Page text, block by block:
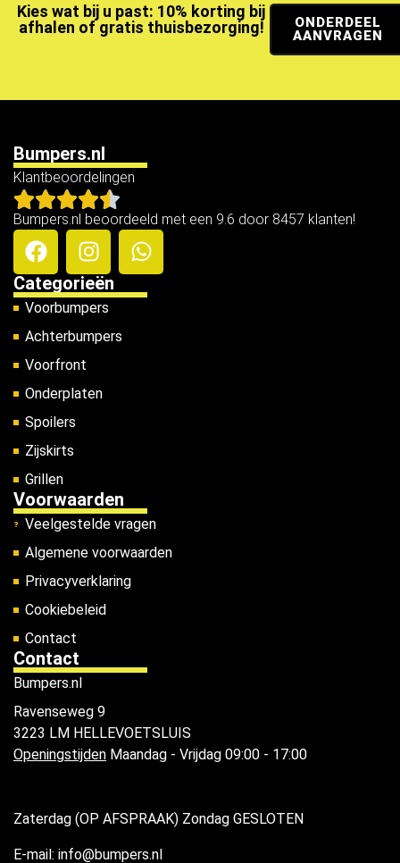
Kies wat bij u past: 10% korting bij
afhalen of gratis thuisbezorging!
ONDERDEEL
AANVRAGEN
Bumpers.nl
Klantbeoordelingen
Bumpers.nl beoordeeld met een 9.6 door 8457 klanten!
Categorieën
Voorbumpers
Achterbumpers
Voorfront
Onderplaten
Spoilers
Zijskirts
Grillen
Voorwaarden
Veelgestelde vragen
Algemene voorwaarden
Privacyverklaring
Cookiebeleid
Contact
Contact
Bumpers.nl
Ravenseweg 9
3223 LM HELLEVOETSLUIS
Openingstijden Maandag - Vrijdag 09:00 - 17:00
Zaterdag (OP AFSPRAAK) Zondag GESLOTEN
E-mail: info@bumpers.nl